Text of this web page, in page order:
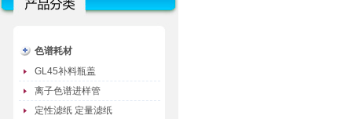
色谱耗材
GL45补料瓶盖
离子色谱进样管
定性滤纸 定量滤纸